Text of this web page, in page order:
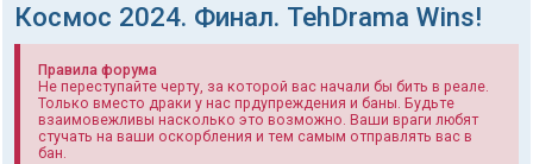
Космос 2024. Финал. TehDrama Wins!
Правила форума
Не переступайте черту, за которой вас начали бы бить в реале.
Только вместо драки у нас прдупреждения и баны. Будьте
взаимовежливы насколько это возможно. Ваши враги любят
стучать на ваши оскорбления и тем самым отправлять вас в
бан.